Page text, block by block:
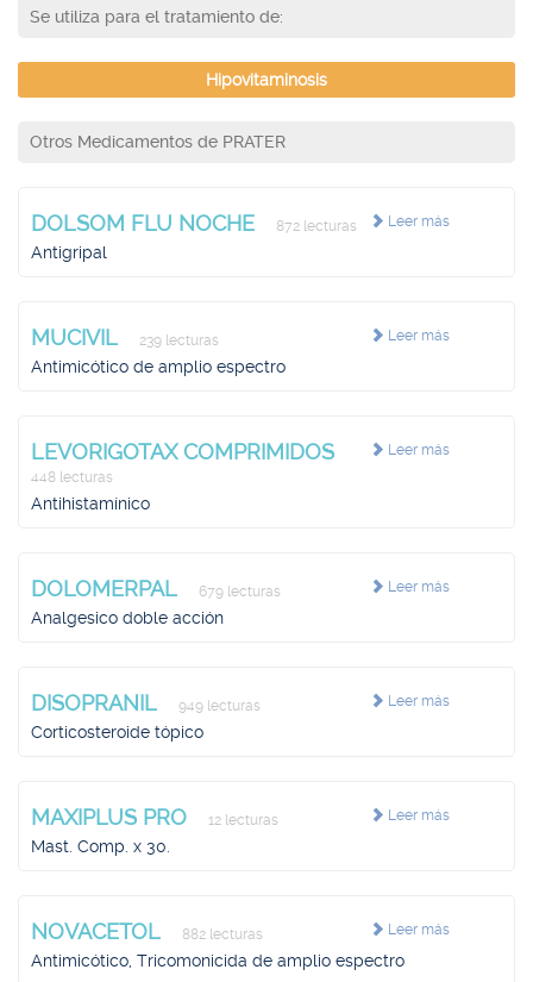
Se utiliza para el tratamiento de:
Hipovitaminosis
Otros Medicamentos de PRATER
Leer más
DOLSOM FLU NOCHE 872 lecturas
Antigripal
Leer más
MUCIVIL 239 lecturas
Antimicótico de amplio espectro
Leer más
LEVORIGOTAX COMPRIMIDOS
448 lecturas
Antihistamínico
Leer más
DOLOMERPAL 679 lecturas
Analgesico doble acción
Leer más
DISOPRANIL 949 lecturas
Corticosteroide tópico
Leer más
MAXIPLUS PRO 12 lecturas
Mast. Comp. x 30.
Leer más
NOVACETOL 882 lecturas
Antimicótico, Tricomonicida de amplio espectro